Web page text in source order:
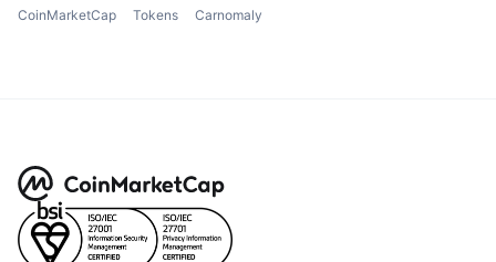
CoinMarketCap Tokens Carnomaly